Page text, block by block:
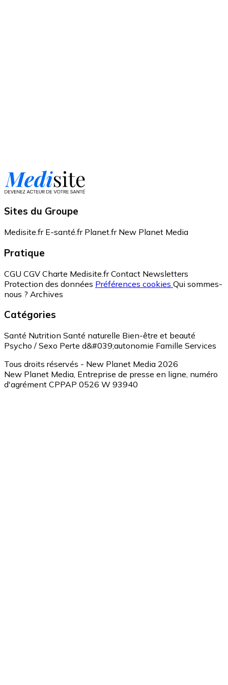
Sites du Groupe
Medisite.fr E-santé.fr Planet.fr New Planet Media
Pratique
CGU CGV Charte Medisite.fr Contact Newsletters
Protection des données Préférences cookies Qui sommes-
nous ? Archives
Catégories
Santé Nutrition Santé naturelle Bien-être et beauté
Psycho / Sexo Perte d&#039;autonomie Famille Services
Tous droits réservés - New Planet Media 2026
New Planet Media, Entreprise de presse en ligne, numéro
d'agrément CPPAP 0526 W 93940